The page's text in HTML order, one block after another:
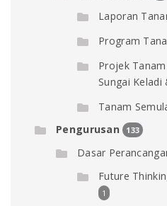
Laporan
Program
Projek
Sungai Keladi
Tanam
Pengurusan 133
Dasar
Future
1